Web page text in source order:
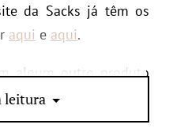
da Sacks já têm os
aqui e aqui.
algum outro produto
leitura